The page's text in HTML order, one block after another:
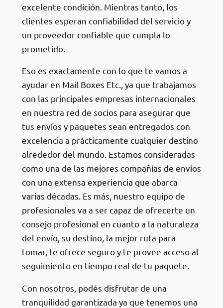
excelente condición. Mientras tanto, los
clientes esperan confiabilidad del servicio y
un proveedor confiable que cumpla lo
prometido.
Eso es exactamente con lo que te vamos a
ayudar en Mail Boxes Etc., ya que trabajamos
con las principales empresas internacionales
en nuestra red de socios para asegurar que
tus envíos y paquetes sean entregados con
excelencia a prácticamente cualquier destino
alrededor del mundo. Estamos consideradas
como una de las mejores compañías de envíos
con una extensa experiencia que abarca
varias décadas. Es más, nuestro equipo de
profesionales va a ser capaz de ofrecerte un
consejo profesional en cuanto a la naturaleza
del envío, su destino, la mejor ruta para
tomar, te ofrece seguro y te provee acceso al
seguimiento en tiempo real de tu paquete.
Con nosotros, podés disfrutar de una
tranquilidad garantizada ya que tenemos una